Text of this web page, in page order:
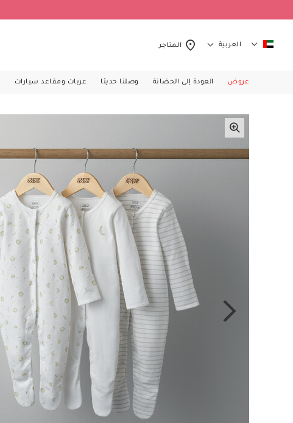
العربية المتاجر
عروض العودة إلى الحضانة وصلنا حديثا عربات ومقاعد سيارات